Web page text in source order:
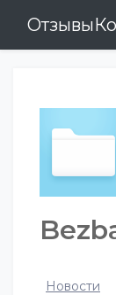
ОтзывыКо
Новости